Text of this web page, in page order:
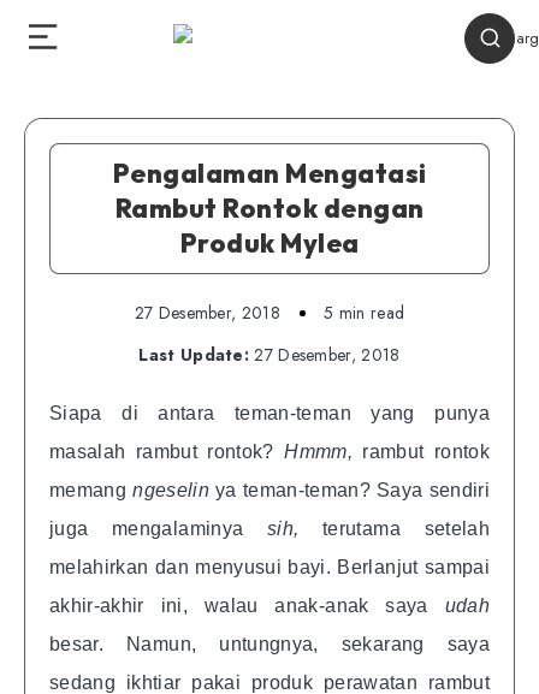
Pengalaman Mengatasi
Rambut Rontok dengan
Produk Mylea
27 Desember, 2018
5 min read
Last Update: 27 Desember, 2018
Siapa di antara teman-teman yang punya
masalah rambut rontok?Hmmm, rambut rontok
memangngeselinya teman-teman? Saya sendiri
juga mengalaminya sih, terutama setelah
melahirkan dan menyusui bayi. Berlanjut sampai
akhir-akhir ini, walau anak-anak saya udah
besar. Namun, untungnya, sekarang saya
sedang ikhtiar pakai produk perawatan rambut